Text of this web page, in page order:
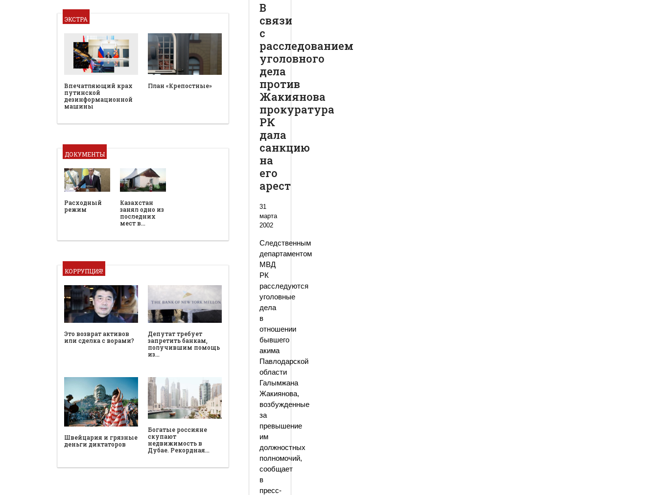
ЭКСТРА
Впечатляющий крах
путинской
дезинформационной
машины
План «Крепостные»
ДОКУМЕНТЫ
Расходный
режим
Казахстан
занял одно из
последних
мест в…
КОРРУПЦИЯ!
Это возврат активов
или сделка с ворами?
Депутат требует
запретить банкам,
получившим помощь
из…
Швейцария и грязные
деньги диктаторов
Богатые россияне
скупают
недвижимость в
Дубае. Рекордная…
В
связи
с
расследованием
уголовного
дела
против
Жакиянова
прокуратура
РК
дала
санкцию
на
его
арест
31
марта
2002
Следственным
департаментом
МВД
РК
расследуются
уголовные
дела
в
отношении
бывшего
акима
Павлодарской
области
Галымжана
Жакиянова,
возбужденные
за
превышение
им
должностных
полномочий,
сообщает
в
пресс-